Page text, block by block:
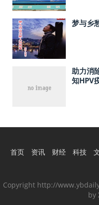
梦与乡
助力消
知HPV
首页 资讯 财经 科技
Copyright http://
by